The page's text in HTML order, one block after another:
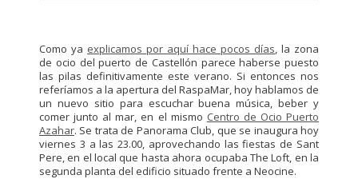
Como ya explicamos por aquí hace pocos días, la zona
de ocio del puerto de Castellón parece haberse puesto
las pilas definitivamente este verano. Si entonces nos
referíamos a la apertura del RaspaMar, hoy hablamos de
un nuevo sitio para escuchar buena música, beber y
comer junto al mar, en el mismo Centro de Ocio Puerto
Azahar. Se trata de Panorama Club, que se inaugura hoy
viernes 3 a las 23.00, aprovechando las fiestas de Sant
Pere, en el local que hasta ahora ocupaba The Loft, en la
segunda planta del edificio situado frente a Neocine.